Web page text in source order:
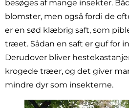
besøges af mange insekter.
blomster, men også fordi de
er en sød klæbrig saft, som
træet. Sådan en saft er guf for
Derudover bliver
krogede træer, og det giver
mindre dyr som insekterne.